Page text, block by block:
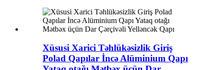
Xüsusi Xarici Təhlükəsizlik Giriş
Polad Qapılar İncə Alüminium Qapı